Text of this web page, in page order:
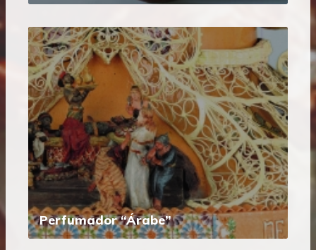
Perfumador “Árabe”